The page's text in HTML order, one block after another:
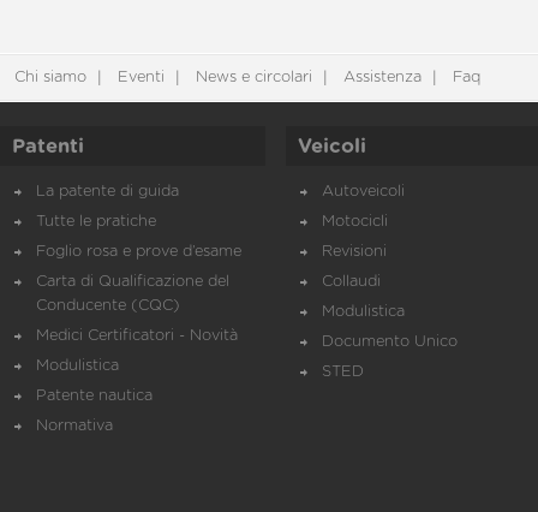
Chi siamo Eventi News e circolari Assistenza Faq
Patenti
La patente di guida
Tutte le pratiche
Foglio rosa e prove d’esame
Carta di Qualificazione del
Conducente (CQC)
Medici Certificatori - Novità
Modulistica
Patente nautica
Normativa
Veicoli
Autoveicoli
Motocicli
Revisioni
Collaudi
Modulistica
Documento Unico
STED